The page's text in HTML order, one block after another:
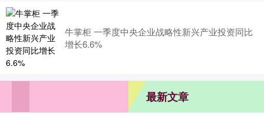
牛掌柜 一季度中央企业战略性新兴产业投资同比
增长6.6%
最新文章